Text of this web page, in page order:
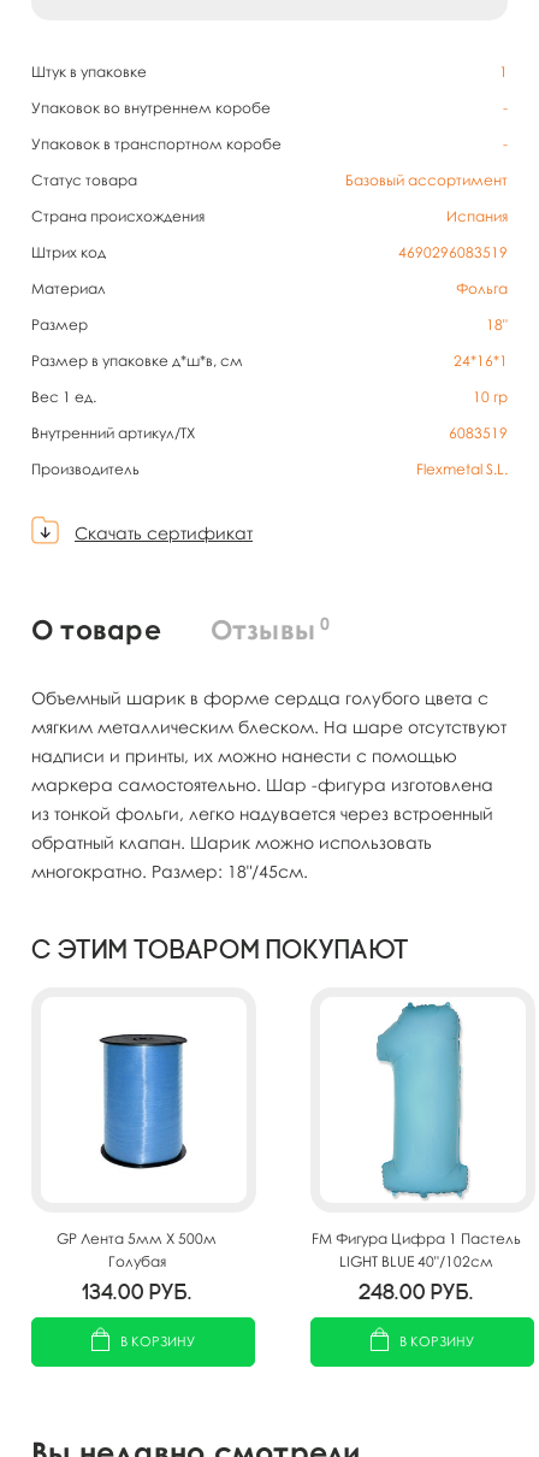
Штук в упаковке
1
Упаковок во внутреннем коробе
-
Упаковок в транспортном коробе
-
Статус товара
Базовый ассортимент
Страна происхождения
Испания
Штрих код
4690296083519
Материал
Фольга
Размер
18"
Размер в упаковке д*ш*в, см
24*16*1
Вес 1 ед.
10 гр
Внутренний артикул/TX
6083519
Производитель
Flexmetal S.L.
Скачать сертификат
О товаре Отзывы 0
Объемный шарик в форме сердца голубого цвета с
мягким металлическим блеском. На шаре отсутствуют
надписи и принты, их можно нанести с помощью
маркера самостоятельно. Шар -фигура изготовлена
из тонкой фольги, легко надувается через встроенный
обратный клапан. Шарик можно использовать
многократно. Размер: 18"/45см.
С этим товаром покупают
GP Лента 5мм X 500м
Голубая
134.00 руб.
В КОРЗИНУ
FM Фигура Цифра 1 Пастель
LIGHT BLUE 40"/102см
248.00 руб.
В КОРЗИНУ